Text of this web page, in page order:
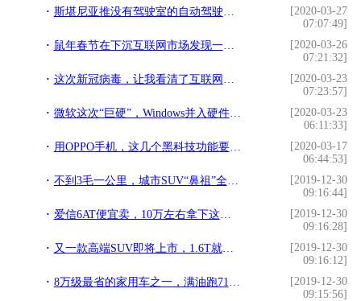
斯堪尼亚推没有驾驶室的自动驾驶概念重卡，泵车底盘以后能用吗？
[2020-03-27
07:07:49]
鼠年春节在下沉互联网市场发现一个被忽视的机遇
[2020-03-26
07:21:32]
这次新冠病毒，让我看清了互联网大厂的真面目……
[2020-03-23
07:23:57]
微软这次“巨硬”，Windows并入硬件部门，由“Surface之父”领导
[2020-03-23
06:11:33]
用OPPO手机，这几个黑科技功能要知道，让你的手机更加好用
[2020-03-17
06:44:53]
不到3毛一公里，城市SUV“鼻祖”全新一代真省油
[2019-12-30
09:16:44]
爱信6AT便宜卖，10万左右拿下这些车，还看啥双离合
[2019-12-30
09:16:28]
又一款高端SUV即将上市，1.6T就有197马力，12.59万起售能火？
[2019-12-30
09:16:12]
8万级最省的家用车之一，满油跑716km，油耗不足5毛，还有六个座
[2019-12-30
09:15:56]